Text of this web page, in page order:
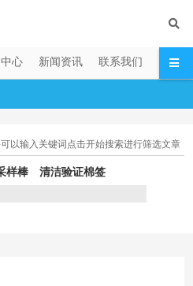
心 新闻资讯 联系我们
以输入关键词点击开始搜索进行筛选文章
样棒 清洁验证棉签